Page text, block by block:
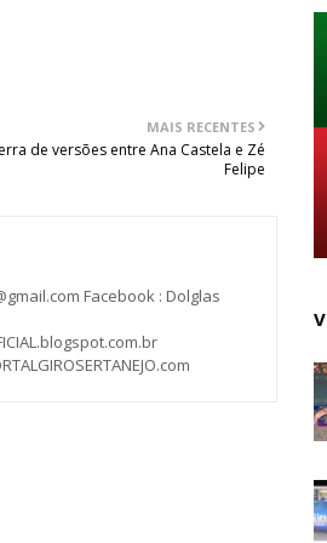
MAIS RECENTES
de versões entre Ana Castela e Zé
Felipe
Facebook : Dolglas